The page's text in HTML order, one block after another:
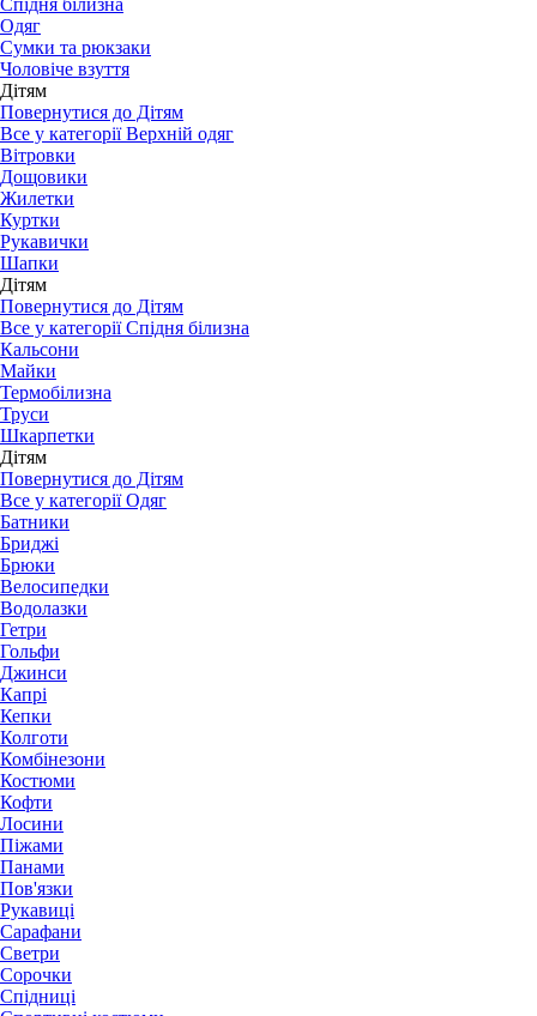
Спідня білизна
Одяг
Сумки та рюкзаки
Чоловіче взуття
Дітям
Повернутися до Дітям
Все у категорії Верхній одяг
Вітровки
Дощовики
Жилетки
Куртки
Рукавички
Шапки
Дітям
Повернутися до Дітям
Все у категорії Спідня білизна
Кальсони
Майки
Термобілизна
Труси
Шкарпетки
Дітям
Повернутися до Дітям
Все у категорії Одяг
Батники
Бриджі
Брюки
Велосипедки
Водолазки
Гетри
Гольфи
Джинси
Капрі
Кепки
Колготи
Комбінезони
Костюми
Кофти
Лосини
Піжами
Панами
Пов'язки
Рукавиці
Сарафани
Светри
Сорочки
Спідниці